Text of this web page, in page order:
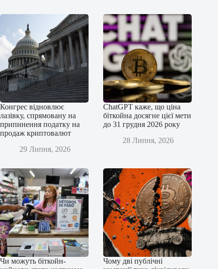
Конгрес відновлює
лазівку, спрямовану на
припинення податку на
продаж криптовалют
29 Липня, 2026
ChatGPT каже, що ціна
біткойна досягне цієї мети
до 31 грудня 2026 року
28 Липня, 2026
Чи можуть біткойн-
Чому дві публічні